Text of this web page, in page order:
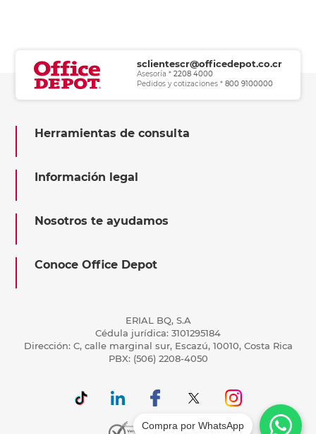
sclientescr@officedepot.co.cr
Asesoría *2208 4000
Pedidos y cotizaciones *800 9100000
Herramientas de consulta
Información legal
Nosotros te ayudamos
Conoce Office Depot
ERIAL BQ, S.A
Cédula jurídica: 3101295184
Dirección: C, calle marginal sur, Escazú, 10010, Costa Rica
PBX: (506) 2208-4050
Compra por WhatsApp